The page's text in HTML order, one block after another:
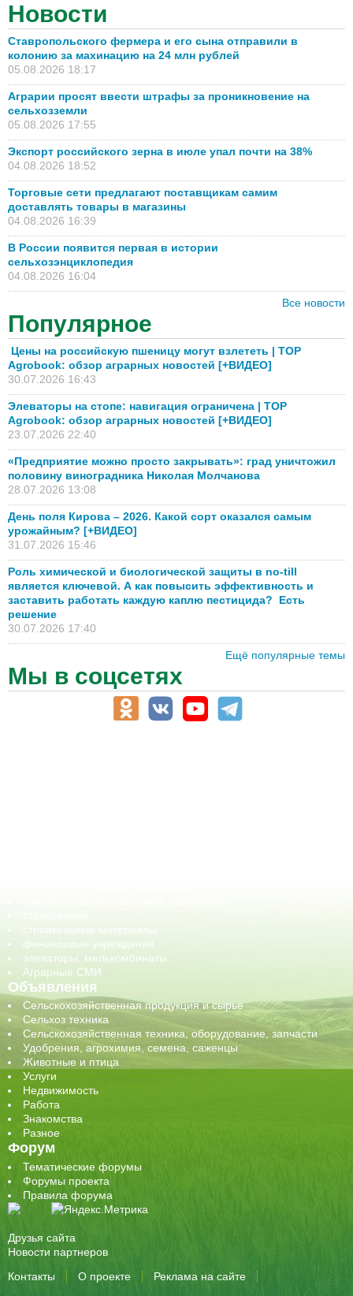
Новости
Ставропольского фермера и его сына отправили в
колонию за махинацию на 24 млн рублей
05.08.2026 18:17
Аграрии просят ввести штрафы за проникновение на
сельхозземли
05.08.2026 17:55
Экспорт российского зерна в июле упал почти на 38%
04.08.2026 18:52
Торговые сети предлагают поставщикам самим
доставлять товары в магазины
04.08.2026 16:39
В России появится первая в истории
сельхозэнциклопедия
04.08.2026 16:04
Все новости
Популярное
Цены на российскую пшеницу могут взлететь | TOP
Agrobook: обзор аграрных новостей [+ВИДЕО]
30.07.2026 16:43
Элеваторы на стопе: навигация ограничена | TOP
Agrobook: обзор аграрных новостей [+ВИДЕО]
23.07.2026 22:40
«Предприятие можно просто закрывать»: град уничтожил
половину виноградника Николая Молчанова
28.07.2026 13:08
День поля Кирова – 2026. Какой сорт оказался самым
урожайным? [+ВИДЕО]
31.07.2026 15:46
Роль химической и биологической защиты в no-till
является ключевой. А как повысить эффективность и
заставить работать каждую каплю пестицида? Есть
решение
30.07.2026 17:40
Ещё популярные темы
Мы в соцсетях
строительные материалы
финансовые учреждения
элеваторы, мелькомбинаты
Аграрные СМИ
Объявления
Сельскохозяйственная продукция и сырье
Сельхоз техника
Сельскохозяйственная техника, оборудование, запчасти
Удобрения, агрохимия, семена, саженцы
Животные и птица
Услуги
Недвижимость
Работа
Знакомства
Разное
Форум
Тематические форумы
Форумы проекта
Правила форума
Друзья сайта
Новости партнеров
Контакты
О проекте Реклама на сайте